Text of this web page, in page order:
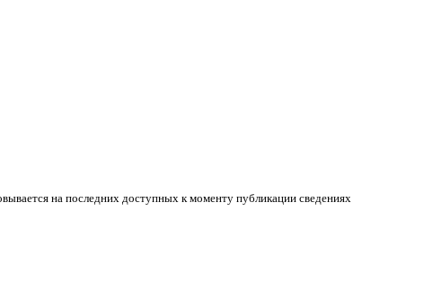
на последних доступных к моменту публикации сведениях